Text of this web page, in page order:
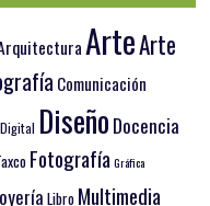
ArteArte
Comunicación
Digital DiseñoDocencia
Fotografía Gráfica
Libro Multimedia